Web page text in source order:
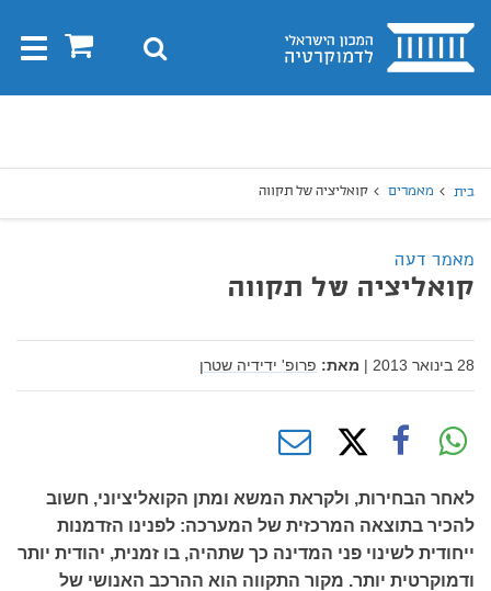
בית 0 חיפוש
בית מאמרים קואליציה של תקווה
מאמר דעה
קואליציה של תקווה
28 בינואר 2013 | מאת: פרופ' ידידיה שטרן
לאחר הבחירות, ולקראת המשא ומתן הקואליציוני, חשוב
להכיר בתוצאה המרכזית של המערכה: לפנינו הזדמנות
ייחודית לשינוי פני המדינה כך שתהיה, בו זמנית, יהודית יותר
ודמוקרטית יותר. מקור התקווה הוא ההרכב האנושי של